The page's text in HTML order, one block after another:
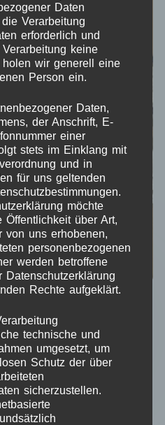
– SVG Laserdatei
da Kleinunternehmer nach
Daten
Verarbeitung
erforderlich und
keine
wir generell eine
Person ein.
Daten,
der Anschrift, E-
einer
stets im Einklang mit
und in
für uns geltenden
möchte
Öffentlichkeit über Art,
von uns erhobenen,
personenbezogenen
werden betroffene
Datenschutzerklärung
Rechte aufgeklärt.
technische und
umgesetzt, um
Schutz der über
sicherzustellen.